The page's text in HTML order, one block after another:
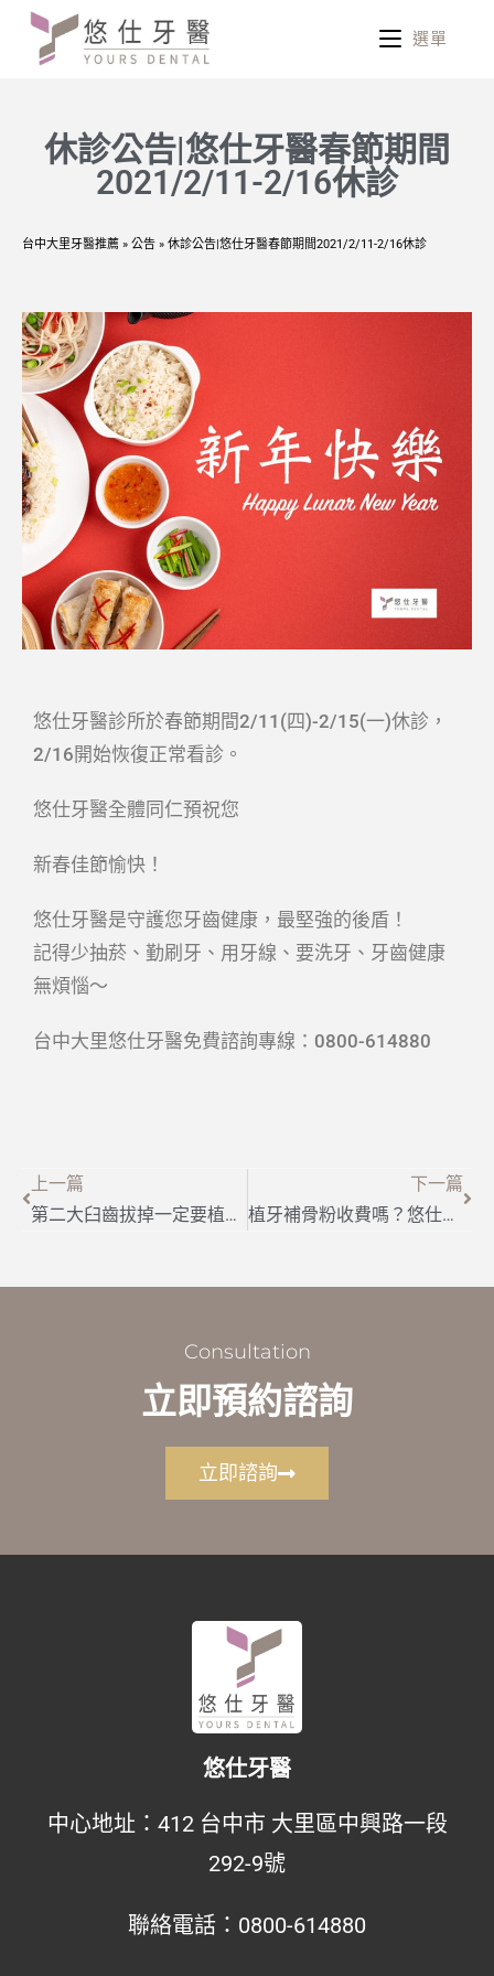
選單
休診公告|悠仕牙醫春節期間
2021/2/11-2/16休診
台中大里牙醫推薦 » 公告 » 休診公告|悠仕牙醫春節期間2021/2/11-2/16休診
悠仕牙醫診所於春節期間2/11(四)-2/15(一)休診，
2/16開始恢復正常看診。
悠仕牙醫全體同仁預祝您
新春佳節愉快！
悠仕牙醫是守護您牙齒健康，最堅強的後盾！
記得少抽菸、勤刷牙、用牙線、要洗牙、牙齒健康
無煩惱～
台中大里悠仕牙醫免費諮詢專線：0800-614880
上一篇
第二大臼齒拔掉一定要植牙嗎？大二大臼齒缺牙不補可能會發生的事情
下一篇
植牙補骨粉收費嗎？悠仕牙醫告訴你植牙補骨粉費用怎麼算
Consultation
立即預約諮詢
立即諮詢
悠仕牙醫
中心地址： 412 台中市 大里區中興路一段
292-9號
聯絡電話： 0800-614880